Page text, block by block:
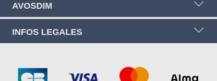
AVOSDIM
INFOS LEGALES